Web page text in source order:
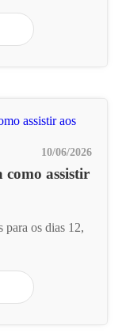
10/06/2026
como assistir
para os dias 12,